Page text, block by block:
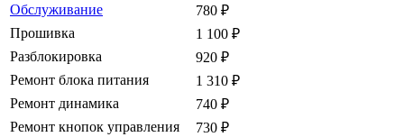
Обслуживание
780 ₽
Прошивка
1 100 ₽
Разблокировка
920 ₽
Ремонт блока питания
1 310 ₽
Ремонт динамика
740 ₽
Ремонт кнопок управления
730 ₽